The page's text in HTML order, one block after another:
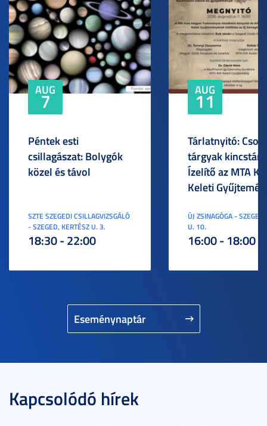
Eseménynaptár
AUG
7
Péntek esti
csillagászat: Bolygók
közel és távol
SZTE SZEGEDI CSILLAGVIZSGÁLÓ
- SZEGED, KERTÉSZ U. 3.
18:30 - 22:00
AUG
11
Tárlatnyitó:
tárgyak
Ízelítő az MTA
Keleti
ÚJ ZSINAGÓGA -
U. 10.
16:00 - 18:00
Kapcsolódó hírek